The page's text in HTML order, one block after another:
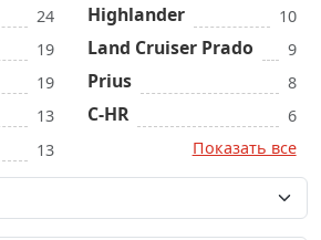
24
19
19
13
13
Highlander 10
Land Cruiser Prado 9
Prius 8
C-HR
6
Показать все